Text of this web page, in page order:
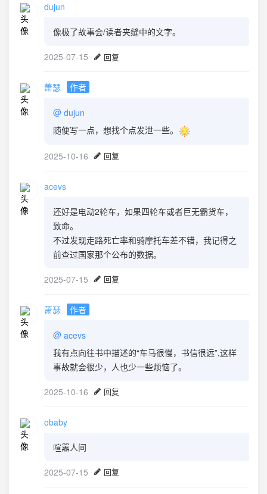
dujun
像极了故事会/读者夹缝中的文字。
2025-07-15 回复
萧瑟 作者
@ dujun
随便写一点，想找个点发泄一些。
2025-10-16 回复
acevs
还好是电动2轮车，如果四轮车或者巨无霸货车，
致命。
不过发现走路死亡率和骑摩托车差不错，我记得之
前查过国家那个公布的数据。
2025-07-15 回复
萧瑟 作者
@ acevs
我有点向往书中描述的“车马很慢，书信很远”,这样
事故就会很少，人也少一些烦恼了。
2025-10-16 回复
obaby
喧嚣人间
2025-07-15 回复